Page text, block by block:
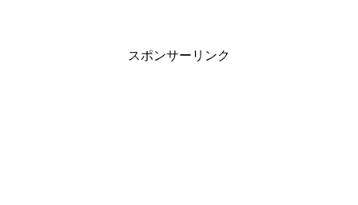
スポンサーリンク